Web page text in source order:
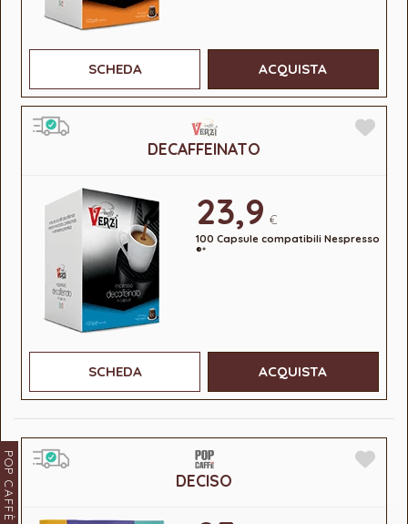
SCHEDA ACQUISTA
DECAFFEINATO
23,9 €
100 Capsule compatibili Nespresso
®*
SCHEDA ACQUISTA
POP CAFFÈ DECISO